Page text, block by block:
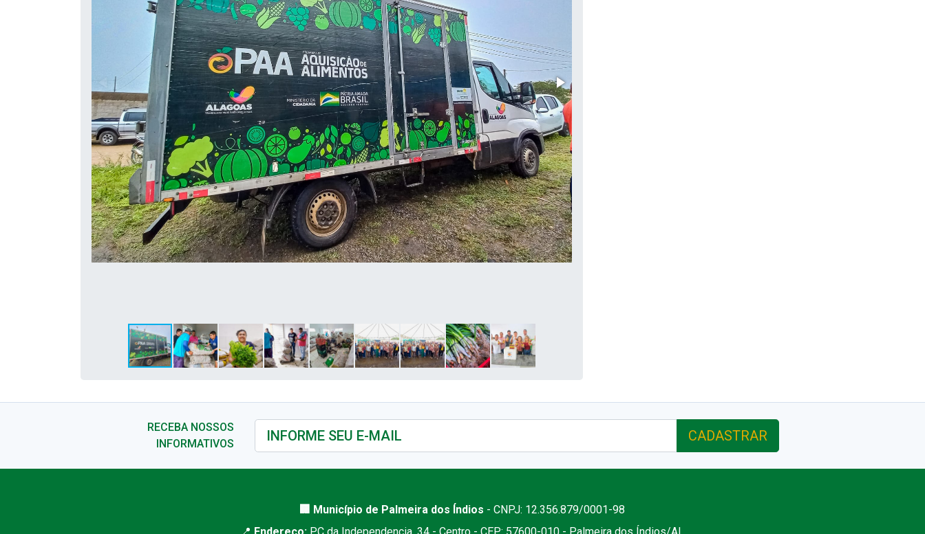
RECEBA NOSSOS
INFORMATIVOS
CADASTRAR
🏢 Município de Palmeira dos Índios - CNPJ: 12.356.879/0001-98